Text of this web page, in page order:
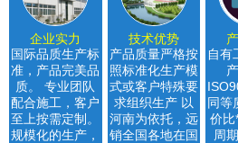
企业实力
国际品质生产标
准，产品完美品
质。 专业团队
配合施工，客户
至上按需定制。
规模化的生产，
技术优势
产品质量严格按
照标准化生产模
式或客户特殊要
求组织生产 以
河南为依托，远
销全国各地在国
自有
同等
价比
周